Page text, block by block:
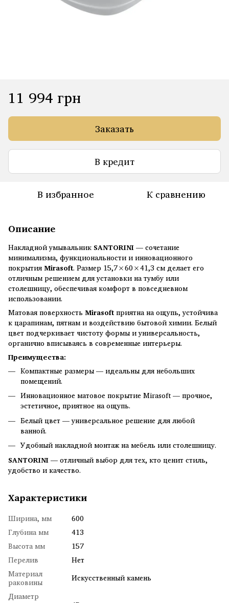
11 994 грн
Заказать
В кредит
В избранное К сравнению
Описание
Накладной умывальник SANTORINI— сочетание
минимализма, функциональности и инновационного
покрытияMirasoft. Размер 15,7×60×41,3 см делает его
отличным решением для установки на тумбу или
столешницу, обеспечивая комфорт в повседневном
использовании.
Матовая поверхность Mirasoftприятна на ощупь, устойчива
к царапинам, пятнам и воздействию бытовой химии. Белый
цвет подчеркивает чистоту формы и универсальность,
органично вписываясь в современные интерьеры.
Преимущества:
Компактные размеры — идеальны для небольших
помещений.
Инновационное матовое покрытие Mirasoft — прочное,
эстетичное, приятное на ощупь.
Белый цвет — универсальное решение для любой
ванной.
Удобный накладной монтаж на мебель или столешницу.
SANTORINI— отличный выбор для тех, кто ценит стиль,
удобство и качество.
Характеристики
Ширина, мм
600
Глубина мм
413
Высота мм
157
Перелив
Нет
Материал
раковины
Искусственный камень
Диаметр